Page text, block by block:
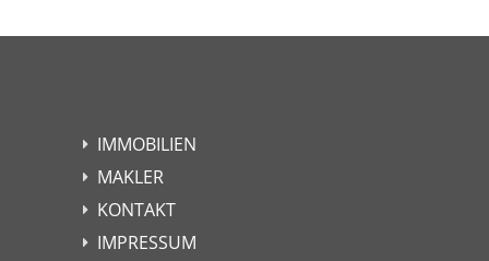
IMMOBILIEN
MAKLER
KONTAKT
IMPRESSUM